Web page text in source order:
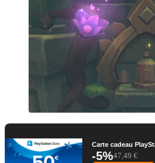
Carte cadeau
-5%47,49 €